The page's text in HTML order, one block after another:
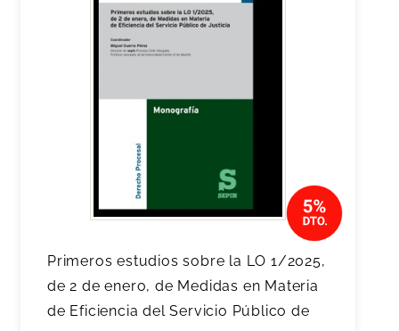
Primeros estudios sobre la LO 1/2025,
de 2 de enero, de Medidas en Materia
de Eficiencia del Servicio Público de